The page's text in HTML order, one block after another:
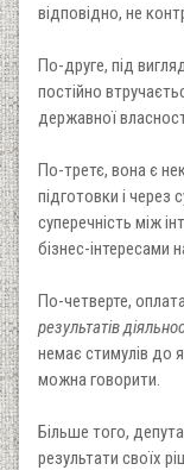
відповідно, не
По-друге, під
постійно
державної
По-третє, вона є
підготовки і через
суперечність між
бізнес-інтересами
По-четверте,
результатів
немає стимулів до
можна говорити.
Більше того,
результати своїх